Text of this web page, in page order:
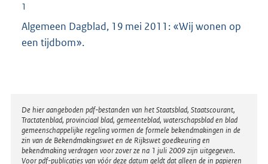
1
Algemeen Dagblad, 19 mei 2011: «Wij wonen op
een tijdbom».
Disclaimer
De hier aangeboden pdf-bestanden van het Staatsblad, Staatscourant,
Tractatenblad, provinciaal blad, gemeenteblad, waterschapsblad en blad
gemeenschappelijke regeling vormen de formele bekendmakingen in de
zin van de Bekendmakingswet en de Rijkswet goedkeuring en
bekendmaking verdragen voor zover ze na 1 juli 2009 zijn uitgegeven.
Voor pdf-publicaties van vóór deze datum geldt dat alleen de in papieren